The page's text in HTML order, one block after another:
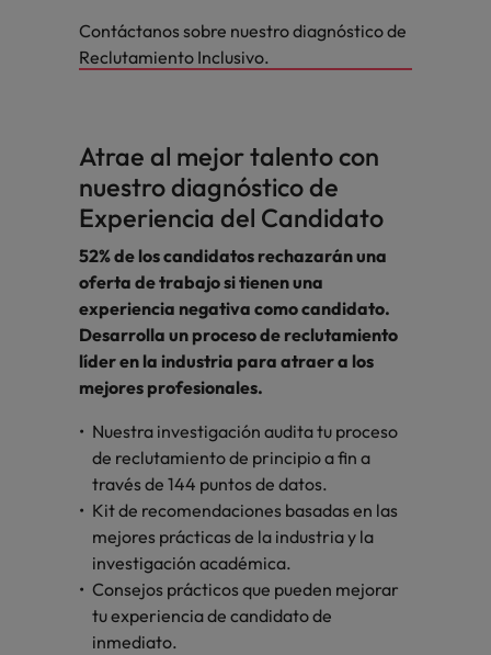
Contáctanos sobre nuestro diagnóstico de
Reclutamiento Inclusivo.
Atrae al mejor talento con
nuestro diagnóstico de
Experiencia del Candidato
52% de los candidatos rechazarán una
oferta de trabajo si tienen una
experiencia negativa como candidato.
Desarrolla un proceso de reclutamiento
líder en la industria para atraer a los
mejores profesionales.
Nuestra investigación audita tu proceso
de reclutamiento de principio a fin a
través de 144 puntos de datos.
Kit de recomendaciones basadas en las
mejores prácticas de la industria y la
investigación académica.
Consejos prácticos que pueden mejorar
tu experiencia de candidato de
inmediato.